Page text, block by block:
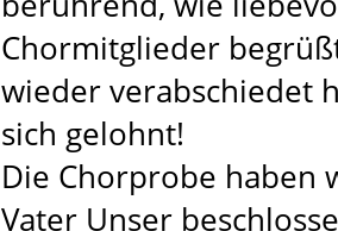
Chormitglieder
wieder verabschiedet
sich gelohnt!
Die Chorprobe haben
Vater Unser